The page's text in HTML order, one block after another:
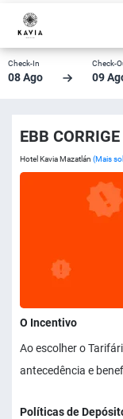
Check-In
08 Ago
Check-
09
EBB
Hotel Kavia Mazatlán (Mais
O Incentivo
Ao escolher o
antecedência e
Políticas de